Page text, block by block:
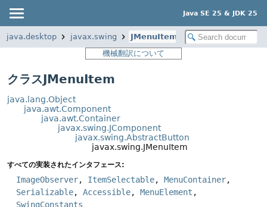
Java SE 25 & JDK 25
java.desktop javax.swing
JMenuItem
機械翻訳について
クラスJMenuItem
java.lang.Object
java.awt.Component
java.awt.Container
javax.swing.JComponent
javax.swing.AbstractButton
javax.swing.JMenuItem
すべての実装されたインタフェース:
ImageObserver, ItemSelectable, MenuContainer,
Serializable, Accessible, MenuElement ,
SwingConstants